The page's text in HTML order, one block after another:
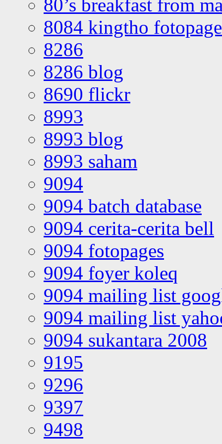
80’s breakfast from
8084 kingtho
8286
8286 blog
8690 flickr
8993
8993 blog
8993 saham
9094
9094 batch database
9094 cerita-cerita bell
9094 fotopages
9094 foyer koleq
9094 mailing list
9094 mailing list
9094 sukantara 2008
9195
9296
9397
9498